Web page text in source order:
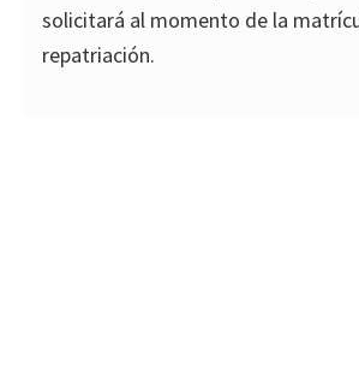
solicitará al momento de la
repatriación.